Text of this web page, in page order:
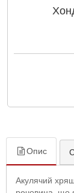
Опис
Акулячий